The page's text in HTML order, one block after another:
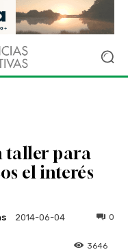
taller para
el interés
2014-06-04 0
3646